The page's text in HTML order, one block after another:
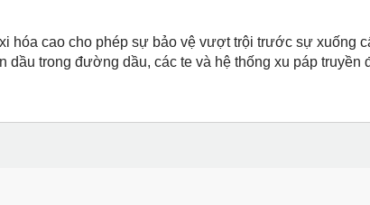
hóa cao cho phép sự bảo vệ vượt trội trước sự xuống
dầu trong đường dầu, các te và hệ thống xu páp truyền